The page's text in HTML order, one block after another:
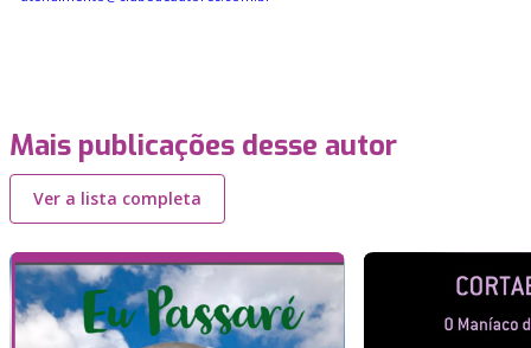
Mais publicações desse autor
Ver a lista completa